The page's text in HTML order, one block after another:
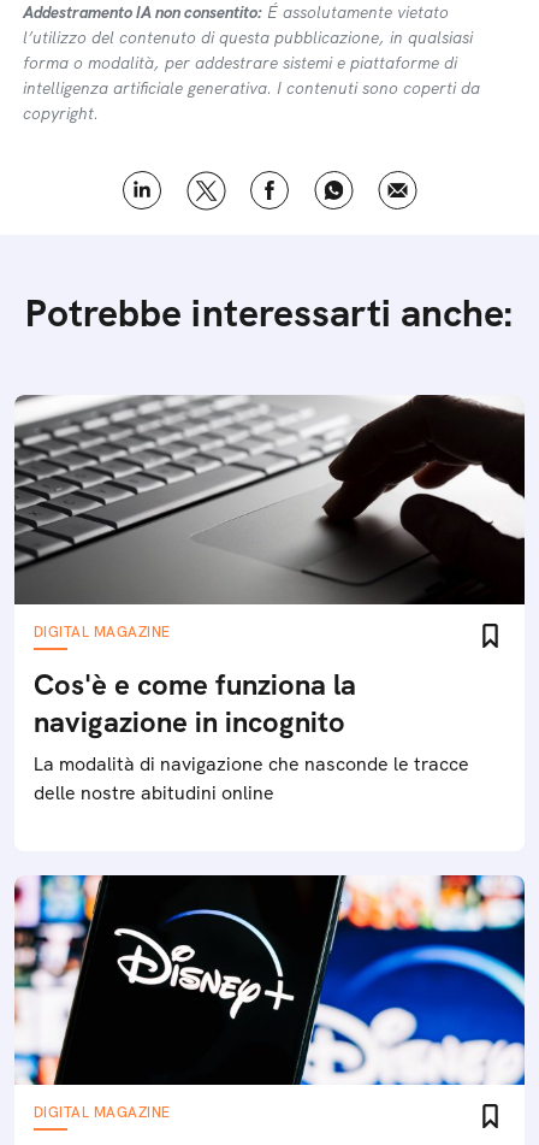
Addestramento IA non consentito: É assolutamente vietato
l’utilizzo del contenuto di questa pubblicazione, in qualsiasi
forma o modalità, per addestrare sistemi e piattaforme di
intelligenza artificiale generativa. I contenuti sono coperti da
copyright.
Potrebbe interessarti anche:
DIGITAL MAGAZINE
Cos'è e come funziona la
navigazione in incognito
La modalità di navigazione che nasconde le tracce
delle nostre abitudini online
DIGITAL MAGAZINE